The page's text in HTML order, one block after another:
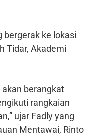
bergerak ke lokasi
Tidar, Akademi
akan berangkat
rangkaian
ujar Fadly yang
Mentawai, Rinto